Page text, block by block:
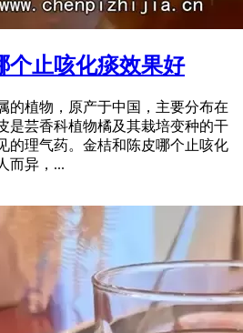
个止咳化痰效果好
的植物，原产于中国，主要分布在
是芸香科植物橘及其栽培变种的干
的理气药。金桔和陈皮哪个止咳化
而异，...